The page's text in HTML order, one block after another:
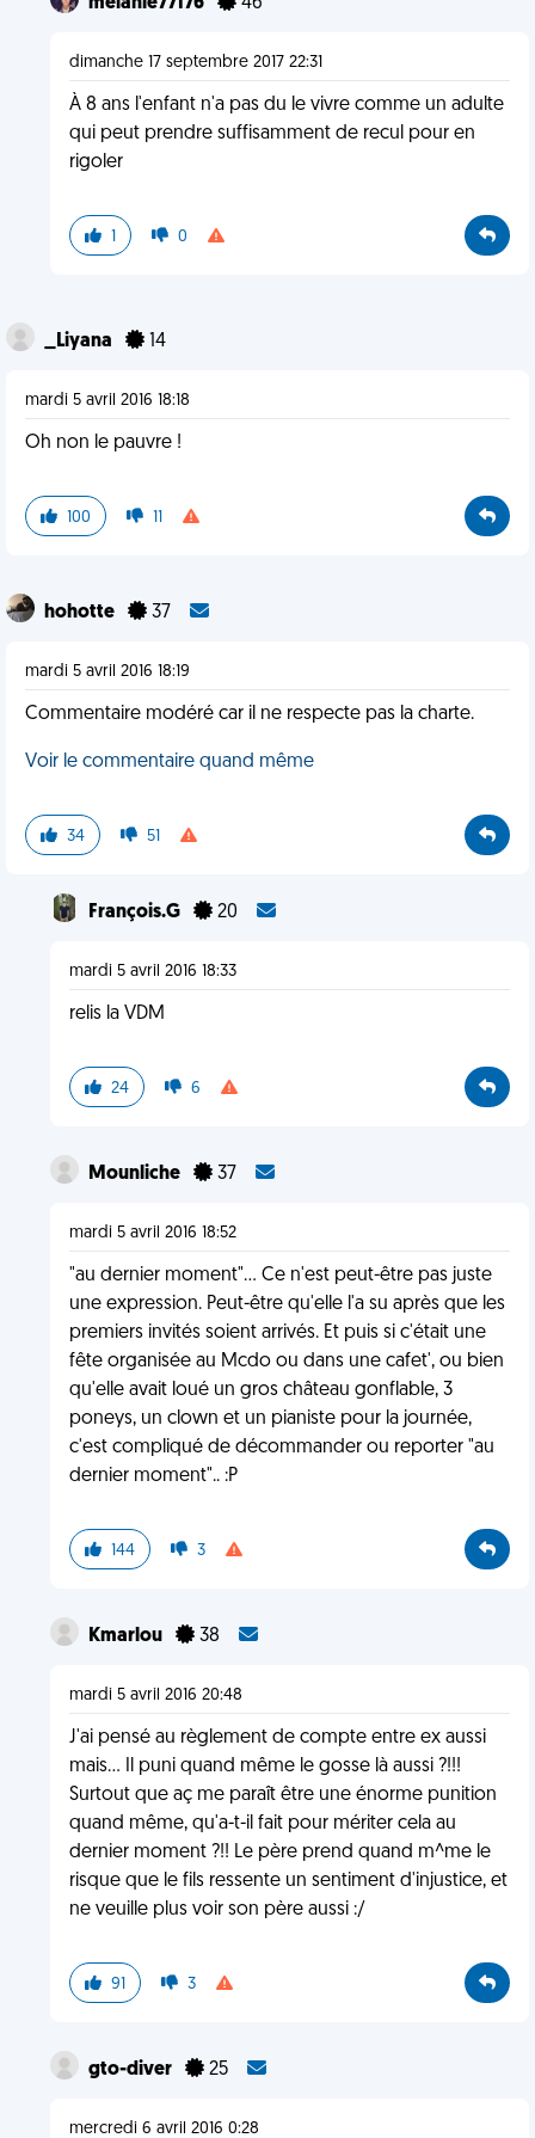
dimanche 17 septembre 2017 22:31
À 8 ans l'enfant n'a pas du le vivre comme un adulte
qui peut prendre suffisamment de recul pour en
rigoler
1 0
_Liyana 14
mardi 5 avril 2016 18:18
Oh non le pauvre !
100 11
hohotte 37
mardi 5 avril 2016 18:19
Commentaire modéré car il ne respecte pas la charte.
Voir le commentaire quand même
34 51
François.G 20
mardi 5 avril 2016 18:33
relis la VDM
24 6
Mounliche 37
mardi 5 avril 2016 18:52
"au dernier moment"... Ce n'est peut-être pas juste
une expression. Peut-être qu'elle l'a su après que les
premiers invités soient arrivés. Et puis si c'était une
fête organisée au Mcdo ou dans une cafet', ou bien
qu'elle avait loué un gros château gonflable, 3
poneys, un clown et un pianiste pour la journée,
c'est compliqué de décommander ou reporter "au
dernier moment".. :P
144 3
Kmarlou 38
mardi 5 avril 2016 20:48
J'ai pensé au règlement de compte entre ex aussi
mais... Il puni quand même le gosse là aussi ?!!!
Surtout que aç me paraît être une énorme punition
quand même, qu'a-t-il fait pour mériter cela au
dernier moment ?!! Le père prend quand m^me le
risque que le fils ressente un sentiment d'injustice, et
ne veuille plus voir son père aussi :/
91 3
gto-diver 25
mercredi 6 avril 2016 0:28